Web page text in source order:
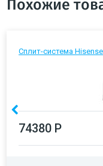
Похожие
Сплит-система
74380 Р